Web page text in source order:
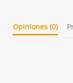
Opiniones (0)